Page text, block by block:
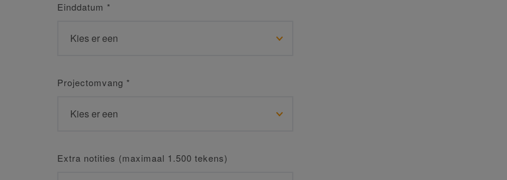
Einddatum *
Projectomvang *
Extra notities (maximaal 1.500 tekens)